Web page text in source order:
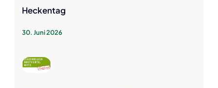
Heckentag
30. Juni 2026